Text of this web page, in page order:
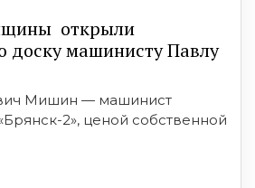
открыли
доску машинисту Павлу
Мишин — машинист
2», ценой собственной